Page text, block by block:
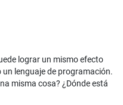
lograr un mismo efecto
un lenguaje de programación.
misma cosa? ¿Dónde está